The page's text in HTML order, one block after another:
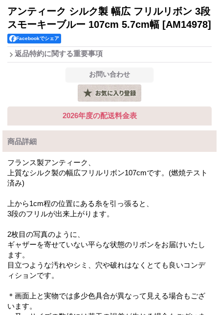
アンティーク シルク製 幅広 フリルリボン 3段
スモーキーブルー 107cm 5.7cm幅 [AM14978]
Facebookでシェア
返品特約に関する重要事項
2026年度の配送料金表
商品詳細
フランス製アンティーク、
上質なシルク製の幅広フリルリボン107cmです。(燃焼テスト
済み)
上から1cm程の位置にある糸を引っ張ると、
3段のフリルが出来上がります。
2枚目の写真のように、
ギャザーを寄せていない平らな状態のリボンをお届けいたし
ます。
目立つような汚れやシミ、穴や破れはなくとても良いコンデ
ィションです。
＊画面上と実物では多少色具合が異なって見える場合もござ
います。